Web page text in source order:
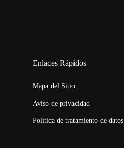
Enlaces Rápidos
Mapa del Sitio
Aviso de privacidad
Política de tratamiento de datos